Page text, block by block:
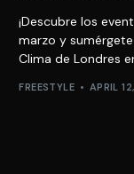
¡Descubre los
marzo y
Clima de Londres
FREESTYLE APRIL